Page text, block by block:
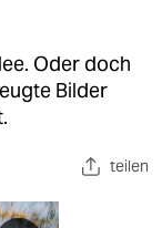
Oder doch
Bilder
teilen